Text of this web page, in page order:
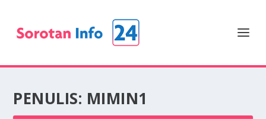
PENULIS: MIMIN1